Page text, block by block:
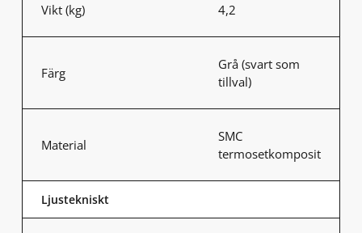
Vikt (kg) 4,2
Färg
Grå (svart som
tillval)
Material
SMC
termosetkomposit
Ljustekniskt